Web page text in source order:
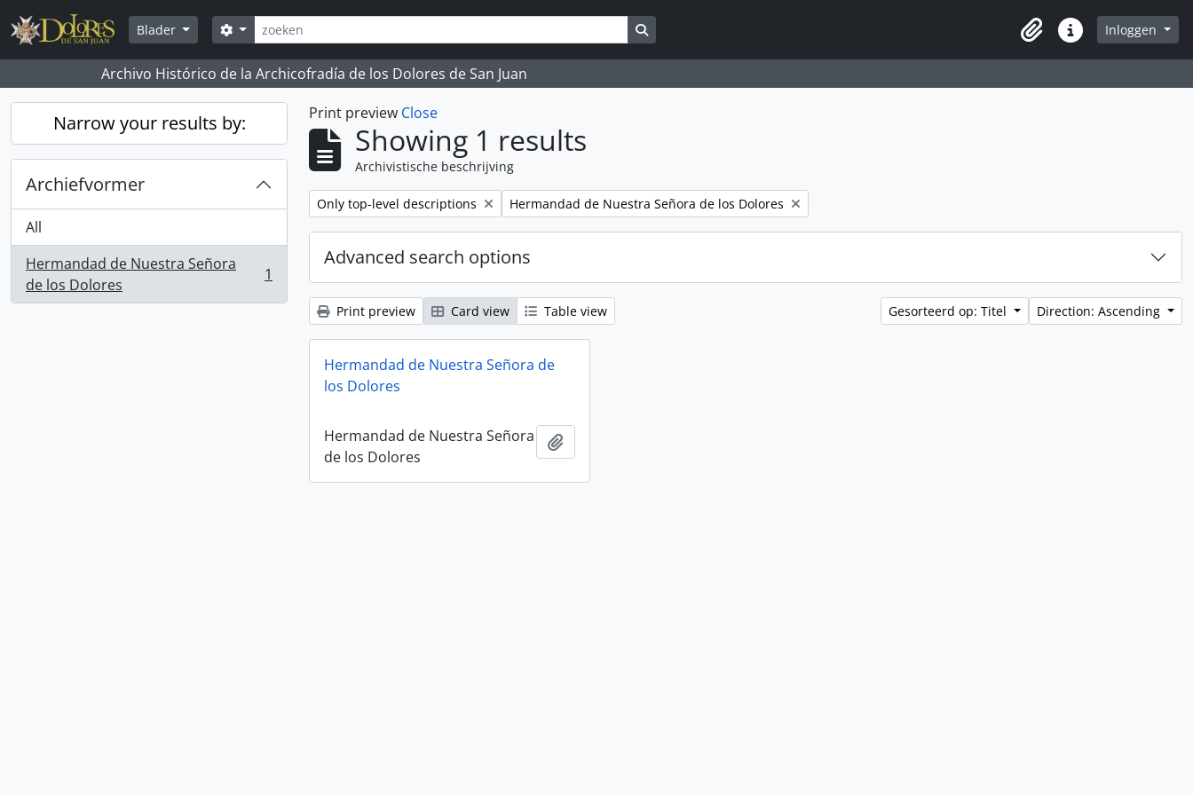
Skip to main content
Blader
zoeken
Search options Search in browse page
ClipboardQuick linksInloggen
Archivo Histórico de la Archicofradía de los Dolores de San Juan
Narrow your results by:
Archiefvormer
All
Hermandad de Nuestra Señora
de los Dolores
, 1 results 1
Print preview Close
Showing 1 results
Archivistische beschrijving
Remove filter:
Only top-level descriptions Remove filter:
Hermandad de Nuestra Señora de los Dolores
Advanced search options
Print preview Card view Table view Gesorteerd op: Titel Direction: Ascending
Hermandad de Nuestra Señora de
los Dolores
Hermandad de Nuestra Señora
de los Dolores